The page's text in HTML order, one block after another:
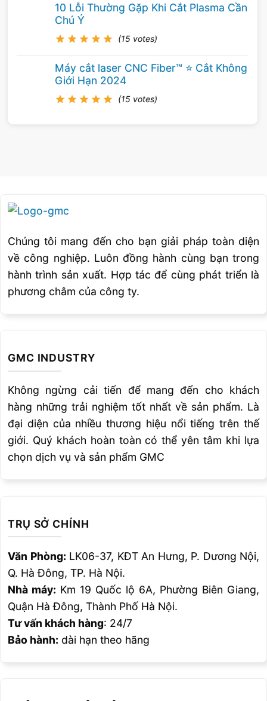
10 Lỗi Thường Gặp Khi Cắt Plasma Cần
Chú Ý
(15 votes)
Máy cắt laser CNC Fiber™ ⭐️ Cắt Không
Giới Hạn 2024
(15 votes)
Chúng tôi mang đến cho bạn giải pháp toàn diện
về công nghiệp. Luôn đồng hành cùng bạn trong
hành trình sản xuất. Hợp tác để cùng phát triển là
phương châm của công ty.
GMC INDUSTRY
Không ngừng cải tiến để mang đến cho khách
hàng những trải nghiệm tốt nhất về sản phẩm. Là
đại diện của nhiều thương hiệu nổi tiếng trên thế
giới. Quý khách hoàn toàn có thể yên tâm khi lựa
chọn dịch vụ và sản phẩm GMC
TRỤ SỞ CHÍNH
Văn Phòng: LK06-37, KĐT An Hưng, P. Dương Nội,
Q. Hà Đông, TP. Hà Nội.
Nhà máy: Km 19 Quốc lộ 6A, Phường Biên Giang,
Quận Hà Đông, Thành Phố Hà Nội.
Tư vấn khách hàng: 24/7
Bảo hành: dài hạn theo hãng